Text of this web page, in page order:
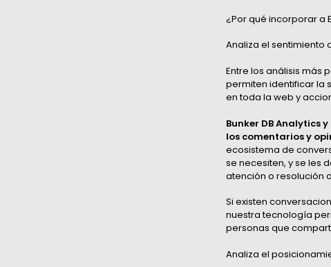
¿Por qué incorporar a
Analiza el sentimiento
Entre los análisis más
permiten identificar la
en toda la web y
Bunker DB Analytics
los comentarios y
ecosistema de
se necesiten, y se les
atención o resolución
Si existen
nuestra tecnología
personas que
Analiza el